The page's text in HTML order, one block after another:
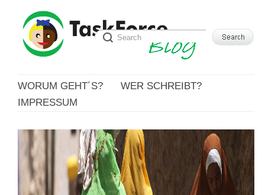
WORUM GEHT´S?
WER SCHREIBT?
IMPRESSUM